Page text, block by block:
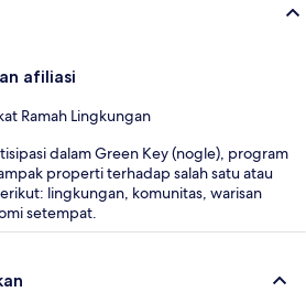
afiliasi
Ramah Lingkungan
dalam Green Key (nogle), program
properti terhadap salah satu atau
lingkungan, komunitas, warisan
setempat.